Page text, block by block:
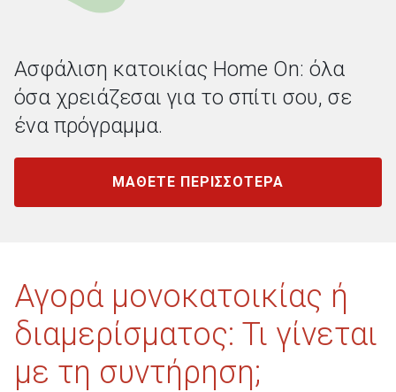
Ασφάλιση κατοικίας Home On: όλα
όσα χρειάζεσαι για το σπίτι σου, σε
ένα πρόγραμμα.
ΜΑΘΕΤΕ ΠΕΡΙΣΣΟΤΕΡΑ
Αγορά μονοκατοικίας ή
διαμερίσματος: Τι γίνεται
με τη συντήρηση;